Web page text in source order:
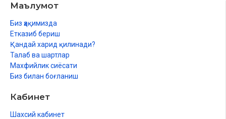
Маълумот
Биз ҳақимизда
Етказиб бериш
Қандай харид қилинади?
Талаб ва шартлар
Махфийлик сиёсати
Биз билан боғланиш
Кабинет
Шахсий кабинет